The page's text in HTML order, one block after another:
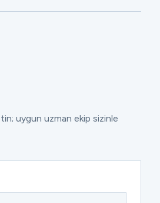
uygun uzman ekip sizinle